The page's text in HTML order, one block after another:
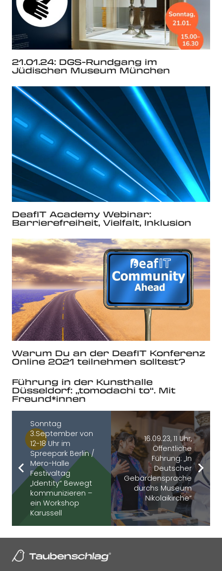
21.01.24: DGS-Rundgang im
Jüdischen Museum München
DeafIT Academy Webinar:
Barrierefreiheit, Vielfalt, Inklusion
Warum Du an der DeafIT Konferenz
Online 2021 teilnehmen solltest?
Führung in der Kunsthalle
Düsseldorf: „tomodachi to“. Mit
Freund*innen
Sonntag
3.September von
12-18 Uhr im
Spreepark Berlin /
Mero-Halle
Festivaltag
„Identity“ Bewegt
kommunizieren –
ein Workshop
Karussell
16.09.23, 11 Uhr,
Öffentliche
Führung: „In
Deutscher
Gebärdensprache
durchs Museum
Nikolaikirche“